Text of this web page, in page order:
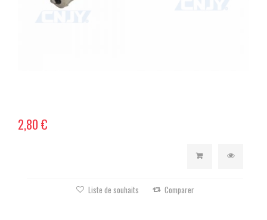
2,80 €
Liste de souhaits Comparer